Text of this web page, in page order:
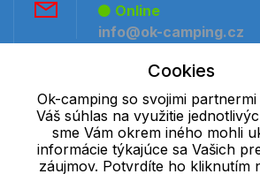
Online
info@ok-camping.cz
Offline
+421 277 270 091
Cookies
Ok-camping so svojimi
Váš súhlas na využitie
sme Vám okrem iného mohli
informácie týkajúce sa Vašich
záujmov. Potvrdíte ho kliknutím